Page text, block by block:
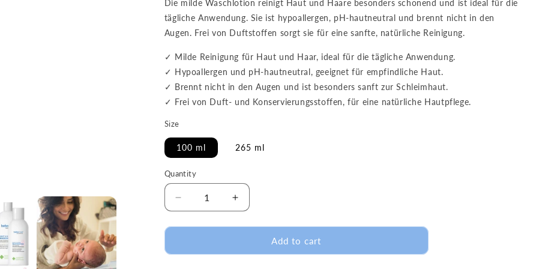
i
o
n
Die milde Waschlotion reinigt Haut und Haare besonders schonend und ist ideal für die
tägliche Anwendung. Sie ist hypoallergen, pH-hautneutral und brennt nicht in den
Augen. Frei von Duftstoffen sorgt sie für eine sanfte, natürliche Reinigung.
✓ Milde Reinigung für Haut und Haar, ideal für die tägliche Anwendung.
✓ Hypoallergen und pH-hautneutral, geeignet für empfindliche Haut.
✓ Brennt nicht in den Augen und ist besonders sanft zur Schleimhaut.
✓ Frei von Duft- und Konservierungsstoffen, für eine natürliche Hautpflege.
Size
100 ml 265 ml
Quantity
Decrease
quantity
for
Lotion
Increase
quantity
for
Washing-
Lotion
Add to cart